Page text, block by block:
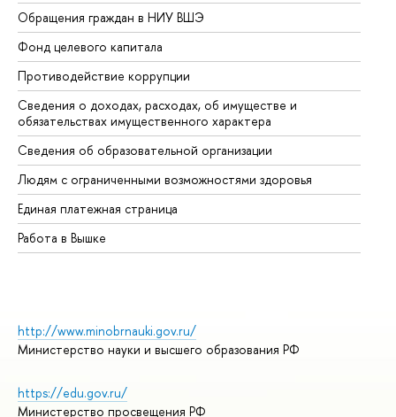
Обращения граждан в НИУ ВШЭ
Фонд целевого капитала
Противодействие коррупции
Сведения о доходах, расходах, об имуществе и
обязательствах имущественного характера
Сведения об образовательной организации
Людям с ограниченными возможностями здоровья
Единая платежная страница
Работа в Вышке
http://www.minobrnauki.gov.ru/
Министерство науки и высшего образования РФ
https://edu.gov.ru/
Министерство просвещения РФ